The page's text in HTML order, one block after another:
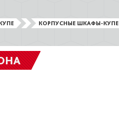
КОРПУСНЫЕ ШКАФЫ-КУПЕ